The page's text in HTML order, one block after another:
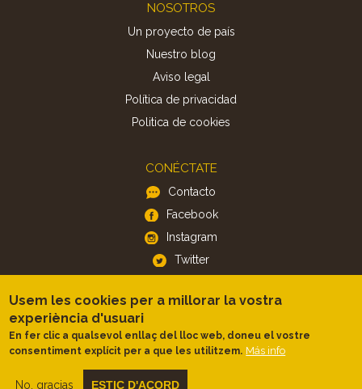
NOSOTROS
Un proyecto de país
Nuestro blog
Aviso legal
Política de privacidad
Politica de cookies
CONÉCTATE
Contacto
Facebook
Instagram
Twitter
APP
iOS
Android
Usem les cookies per a millorar la vostra
experiència d'usuari
En fer clic a qualsevol enllaç del lloc web, doneu el vostre
consentiment explícit per a que les utilitzem. Más info
No, gracias ESTIC D'ACORD